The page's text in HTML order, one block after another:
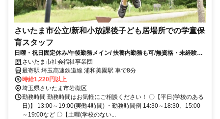
さいたま市公立/新和小放課後子ども居場所での学童保
育スタッフ
日曜・祝日固定休み/午後勤務メイン/ 扶養内勤務も可/無資格・未経験ス
タートOK
さいたま市社会福祉事業団
最寄駅 埼玉高速鉄道線 浦和美園駅 車で8分
時給1,220円以上
埼玉県さいたま市岩槻区
勤務時間 勤務時間はお気軽にご相談ください！ 〇【平日(学校のある
日)】 13:00～19:00(実働4時間) ・勤務時間例 14:30～18:30、15:00
～19:00など 〇【土曜(学校のない...